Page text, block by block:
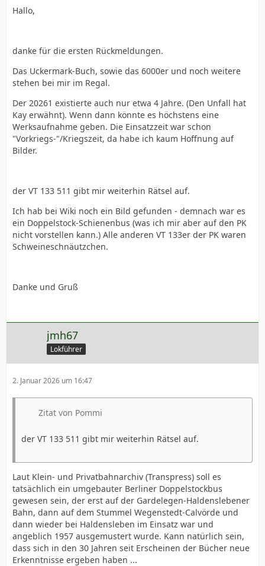
Hallo,
danke für die ersten Rückmeldungen.
Das Uckermark-Buch, sowie das 6000er und noch weitere
stehen bei mir im Regal.
Der 20261 existierte auch nur etwa 4 Jahre. (Den Unfall hat
Kay erwähnt). Wenn dann könnte es höchstens eine
Werksaufnahme geben. Die Einsatzzeit war schon
"Vorkriegs-"/Kriegszeit, da habe ich kaum Hoffnung auf
Bilder.
der VT 133 511 gibt mir weiterhin Rätsel auf.
Ich hab bei Wiki noch ein Bild gefunden - demnach war es
ein Doppelstock-Schienenbus (was ich mir aber auf den PK
nicht vorstellen kann.) Alle anderen VT 133er der PK waren
Schweineschnäutzchen.
Danke und Gruß
jmh67
Lokführer
2. Januar 2026 um 16:47
Zitat von Pommi
der VT 133 511 gibt mir weiterhin Rätsel auf.
Laut Klein- und Privatbahnarchiv (Transpress) soll es
tatsächlich ein umgebauter Berliner Doppelstockbus
gewesen sein, der erst auf der Gardelegen-Haldenslebener
Bahn, dann auf dem Stummel Wegenstedt-Calvörde und
dann wieder bei Haldensleben im Einsatz war und
angeblich 1957 ausgemustert wurde. Kann natürlich sein,
dass sich in den 30 Jahren seit Erscheinen der Bücher neue
Erkenntnisse ergeben haben ...